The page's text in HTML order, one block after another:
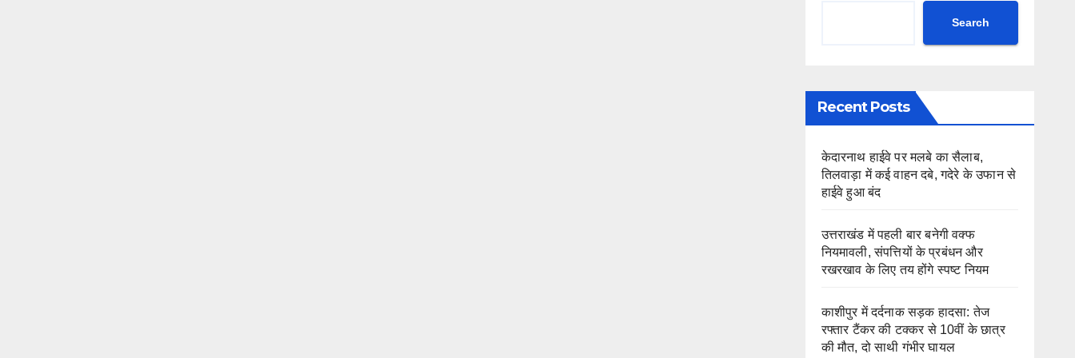
Search
Recent Posts
केदारनाथ हाईवे पर मलबे का सैलाब,
तिलवाड़ा में कई वाहन दबे, गदेरे के उफान से
हाईवे हुआ बंद
उत्तराखंड में पहली बार बनेगी वक्फ
नियमावली, संपत्तियों के प्रबंधन और
रखरखाव के लिए तय होंगे स्पष्ट नियम
काशीपुर में दर्दनाक सड़क हादसा: तेज
रफ्तार टैंकर की टक्कर से 10वीं के छात्र
की मौत, दो साथी गंभीर घायल